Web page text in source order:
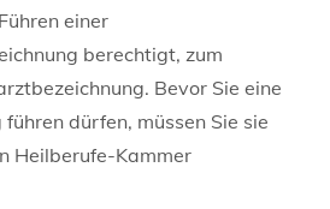
einer
berechtigt, zum
Bevor Sie eine
dürfen, müssen Sie sie
Heilberufe-Kammer